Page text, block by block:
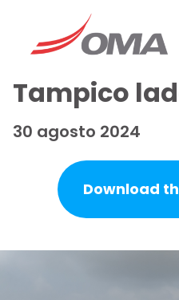
Tampico
30 agosto 2024
Download